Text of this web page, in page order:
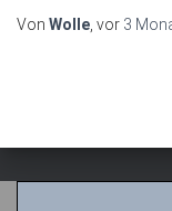
Von Wolle , vor 3